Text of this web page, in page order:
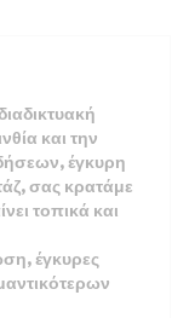
και την
έγκυρη
σας κρατάμε
τοπικά και
έγκυρες